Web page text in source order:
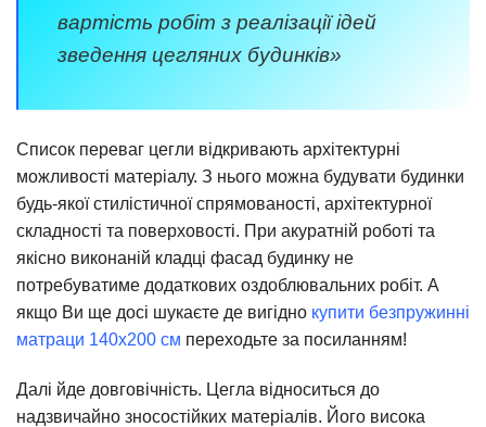
вартість робіт з реалізації ідей
зведення цегляних будинків»
Список переваг цегли відкривають архітектурні
можливості матеріалу. З нього можна будувати будинки
будь-якої стилістичної спрямованості, архітектурної
складності та поверховості. При акуратній роботі та
якісно виконаній кладці фасад будинку не
потребуватиме додаткових оздоблювальних робіт. А
якщо Ви ще досі шукаєте де вигідно купити безпружинні
матраци 140х200 см переходьте за посиланням!
Далі йде довговічність. Цегла відноситься до
надзвичайно зносостійких матеріалів. Його висока